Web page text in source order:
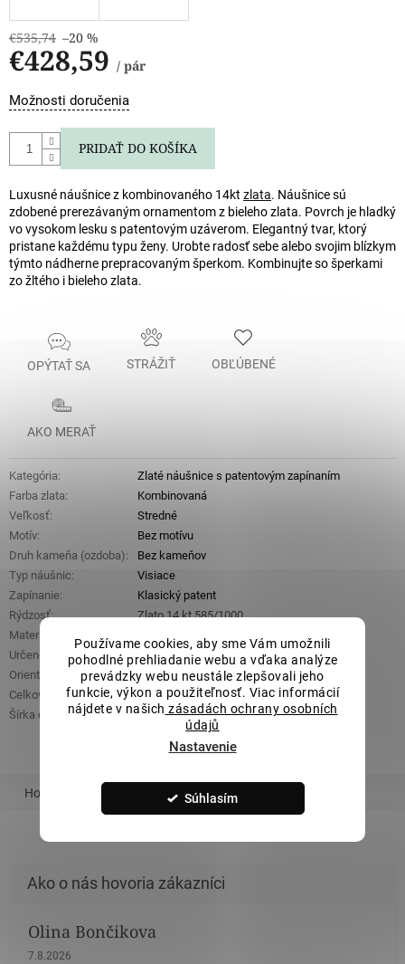
Používame cookies, aby sme Vám umožnili
pohodlné prehliadanie webu a vďaka analýze
prevádzky webu neustále zlepšovali jeho
funkcie, výkon a použiteľnosť. Viac informácií
nájdete v našich zásadách ochrany osobních
údajů
Nastavenie
Súhlasím
€535,74 –20 %
€428,59 / pár
Jednotková
cena:
Možnosti doručenia
PRIDAŤ DO KOŠÍKA
Luxusné náušnice z kombinovaného 14kt zlata. Náušnice sú
zdobené prerezávaným ornamentom z bieleho zlata. Povrch je hladký
vo vysokom lesku s patentovým uzáverom. Elegantný tvar, ktorý
pristane každému typu ženy. Urobte radosť sebe alebo svojim blízkym
týmto nádherne prepracovaným šperkom. Kombinujte so šperkami
zo žltého i bieleho zlata.
OPÝTAŤ SA STRÁŽIŤ OBĽÚBENÉ
AKO MERAŤ
Kategória:
Zlaté náušnice s patentovým zapínaním
Farba zlata:
Kombinovaná
Veľkosť:
Stredné
Motív:
Bez motívu
Druh kameňa (ozdoba):
Bez kameňov
Typ náušnic:
Visiace
Zapínanie:
Klasický patent
Rýdzosť:
Zlato 14 kt 585/1000
Materiál
Určené pre
Dámske
Orientačná hmotnosť:
2,02 g
Celková výška:
18 mm
Šírka ozdobnej časti
15 mm x 8 mm
Hodnotenie Podobný tovar
Olina Bončikova
Hodnotenie obchodu je 5 z 5 hviezdičiek.
7.8.2026